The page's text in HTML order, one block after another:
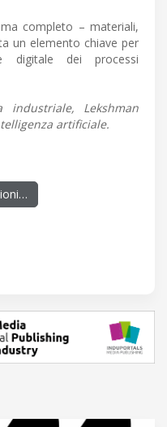
completo – materiali,
un elemento chiave per
digitale dei processi
Lekshman
artificiale.